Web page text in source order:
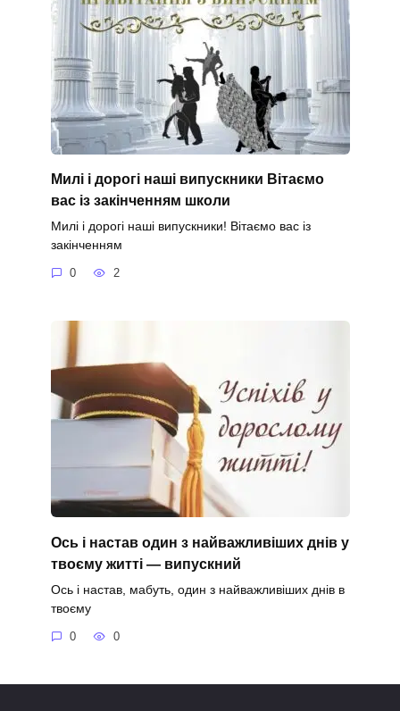
Милі і дорогі наші випускники Вітаємо
вас із закінченням школи
Милі і дорогі наші випускники! Вітаємо вас із
закінченням
0 2
Ось і настав один з найважливіших днів у
твоєму житті — випускний
Ось і настав, мабуть, один з найважливіших днів в
твоєму
0 0